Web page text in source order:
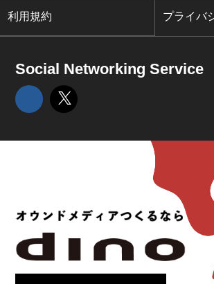
利用規約 プライバ
Social Networking Service